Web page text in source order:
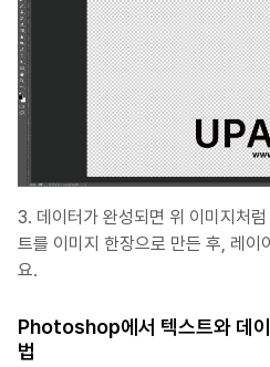
3. 데이터가 완성되면 위 이미지처
트를 이미지 한장으로 만든 후, 레이
요.
Photoshop에서 텍스트와 데
법